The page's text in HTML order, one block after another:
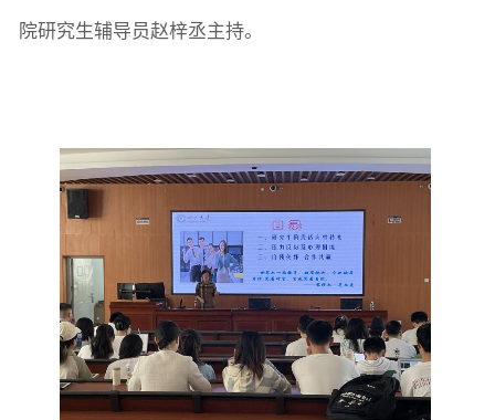
科研概况 学术动态 科研平台
常用办公电话 办事流程 材料下载
院研究生辅导员赵梓丞主持。